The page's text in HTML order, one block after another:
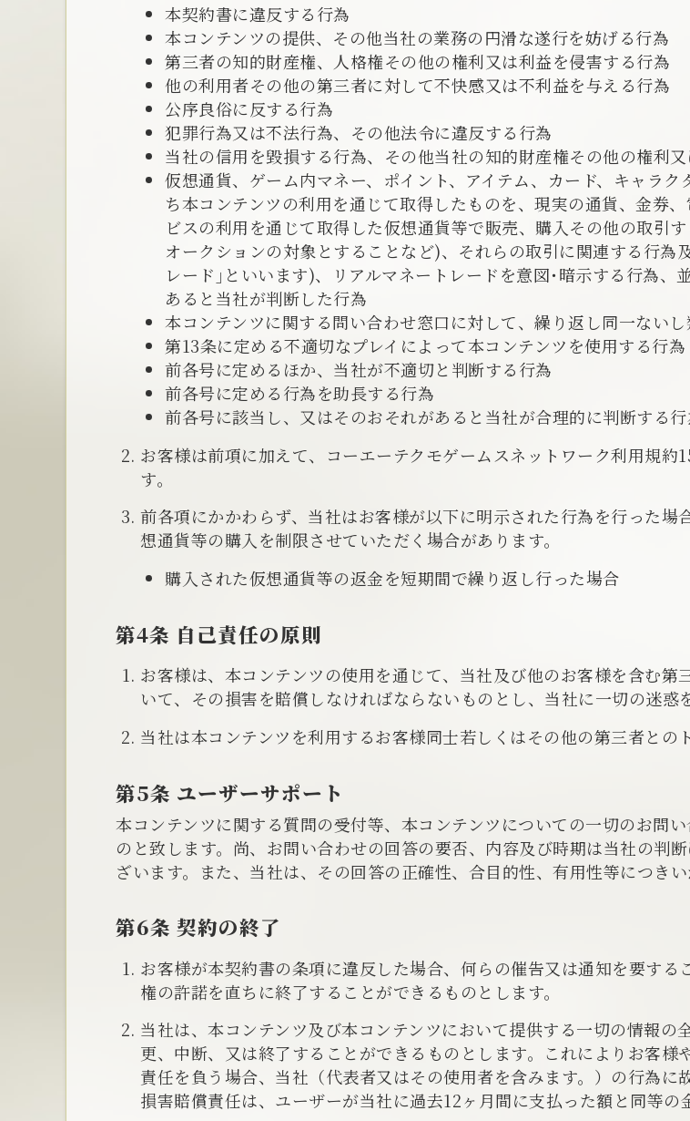
本契約書に違反する行為
本コンテンツの提供、その他当社の業務の円滑な遂行を妨げる行為
第三者の知的財産権、人格権その他の権利又は利益を侵害する行為
他の利用者その他の第三者に対して不快感又は不利益を与える行為
公序良俗に反する行為
犯罪行為又は不法行為、その他法令に違反する行為
当社の信用を毀損する行為、その他当社の知的財産権その他の権利
仮想通貨、ゲーム内マネー、ポイント、アイテム、カード、キャラ
ち本コンテンツの利用を通じて取得したものを、現実の通貨、金券
ビスの利用を通じて取得した仮想通貨等で販売、購入その他の取引
オークションの対象とすることなど)、それらの取引に関連する行為
レード｣といいます)、リアルマネートレードを意図･暗示する行為
あると当社が判断した行為
本コンテンツに関する問い合わせ窓口に対して、繰り返し同一ない
第13条に定める不適切なプレイによって本コンテンツを使用する行為
前各号に定めるほか、当社が不適切と判断する行為
前各号に定める行為を助長する行為
前各号に該当し、又はそのおそれがあると当社が合理的に判断する
お客様は前項に加えて、コーエーテクモゲームスネットワーク利用規
す。
前各項にかかわらず、当社はお客様が以下に明示された行為を行った
想通貨等の購入を制限させていただく場合があります。
購入された仮想通貨等の返金を短期間で繰り返し行った場合
第4条 自己責任の原則
お客様は、本コンテンツの使用を通じて、当社及び他のお客様を含む
いて、その損害を賠償しなければならないものとし、当社に一切の迷惑
当社は本コンテンツを利用するお客様同士若しくはその他の第三者との
第5条 ユーザーサポート
本コンテンツに関する質問の受付等、本コンテンツについての一切のお問
のと致します。尚、お問い合わせの回答の要否、内容及び時期は当社の判
ざいます。また、当社は、その回答の正確性、合目的性、有用性等につき
第6条 契約の終了
お客様が本契約書の条項に違反した場合、何らの催告又は通知を要す
権の許諾を直ちに終了することができるものとします。
当社は、本コンテンツ及び本コンテンツにおいて提供する一切の情報
更、中断、又は終了することができるものとします。これによりお客
責任を負う場合、当社（代表者又はその使用者を含みます。）の行為
損害賠償責任は、ユーザーが当社に過去12ヶ月間に支払った額と同等の